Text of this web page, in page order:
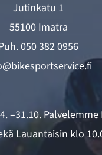
Jutinkatu 1
55100 Imatra
050 382 0956
–31.10. Palvelemme
Lauantaisin klo